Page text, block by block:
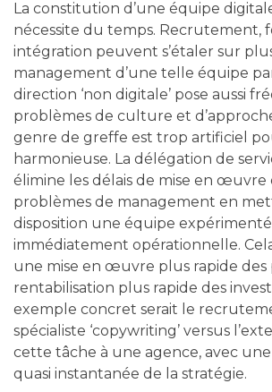
La constitution d’une équipe
nécessite du temps. Recrutement,
intégration peuvent s’étaler sur
management d’une telle équipe
direction ‘non digitale’ pose aussi
problèmes de culture et
genre de greffe est trop artificiel
harmonieuse. La délégation de
élimine les délais de mise en
problèmes de management en
disposition une équipe
immédiatement opérationnelle.
une mise en œuvre plus rapide des
rentabilisation plus rapide des
exemple concret serait le
spécialiste ‘copywriting’ versus
cette tâche à une agence, avec
quasi instantanée de la stratégie.